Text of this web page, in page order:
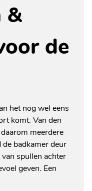
&
de
het nog wel eens
komt. Van den
meerdere
badkamer deur
spullen achter
geven. Een